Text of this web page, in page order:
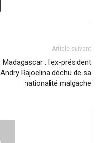
Article suivant
Madagascar : l’ex-président
Andry Rajoelina déchu de sa
nationalité malgache